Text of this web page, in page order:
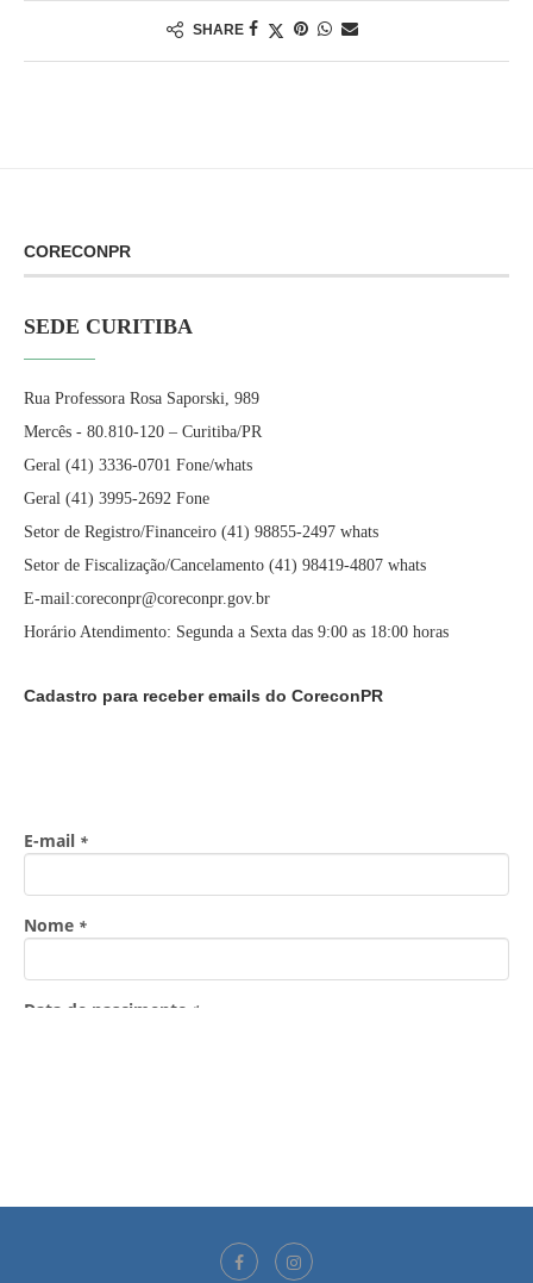
SHARE
CORECONPR
SEDE CURITIBA
Rua Professora Rosa Saporski, 989
Mercês - 80.810-120 – Curitiba/PR
Geral (41) 3336-0701 Fone/whats
Geral (41) 3995-2692 Fone
Setor de Registro/Financeiro (41) 98855-2497 whats
Setor de Fiscalização/Cancelamento (41) 98419-4807 whats
E-mail:coreconpr@coreconpr.gov.br
Horário Atendimento: Segunda a Sexta das 9:00 as 18:00 horas
Cadastro para receber emails do CoreconPR